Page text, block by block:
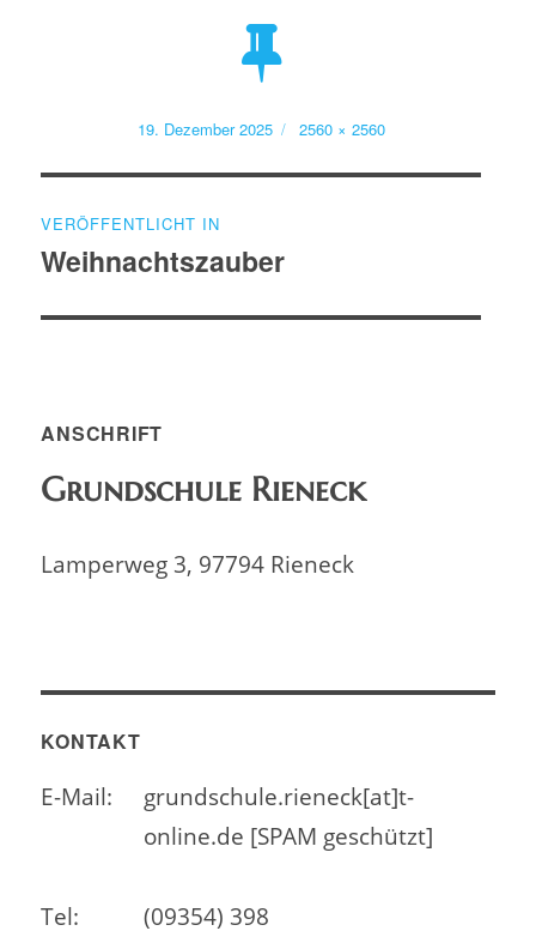
Veröffentlicht
19. Dezember 2025
Volle
2560 × 2560
VERÖFFENTLICHT IN
Weihnachtszauber
ANSCHRIFT
Grundschule Rieneck
Lamperweg 3, 97794 Rieneck
KONTAKT
E-Mail:
grundschule.rieneck[at]t-
online.de [SPAM geschützt]
Tel:
(09354) 398